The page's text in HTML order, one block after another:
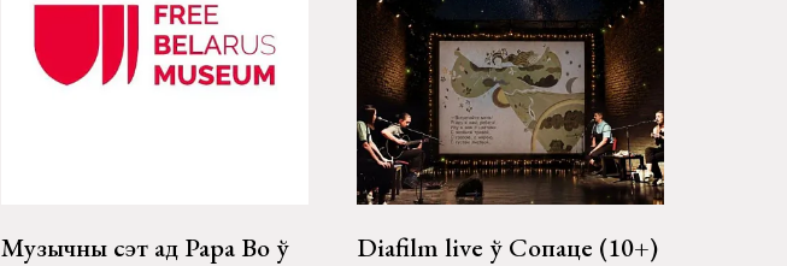
Музычны сэт ад Papa Bo ў
Diafilm live ў Сопаце (10+)